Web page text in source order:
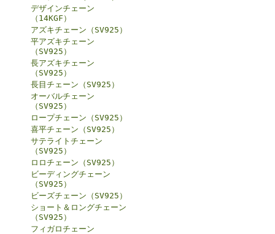
デザインチェーン
（14KGF）
アズキチェーン（SV925）
平アズキチェーン
（SV925）
長アズキチェーン
（SV925）
長目チェーン（SV925）
オーバルチェーン
（SV925）
ロープチェーン（SV925）
喜平チェーン（SV925）
サテライトチェーン
（SV925）
ロロチェーン（SV925）
ビーディングチェーン
（SV925）
ビーズチェーン（SV925）
ショート＆ロングチェーン
（SV925）
フィガロチェーン